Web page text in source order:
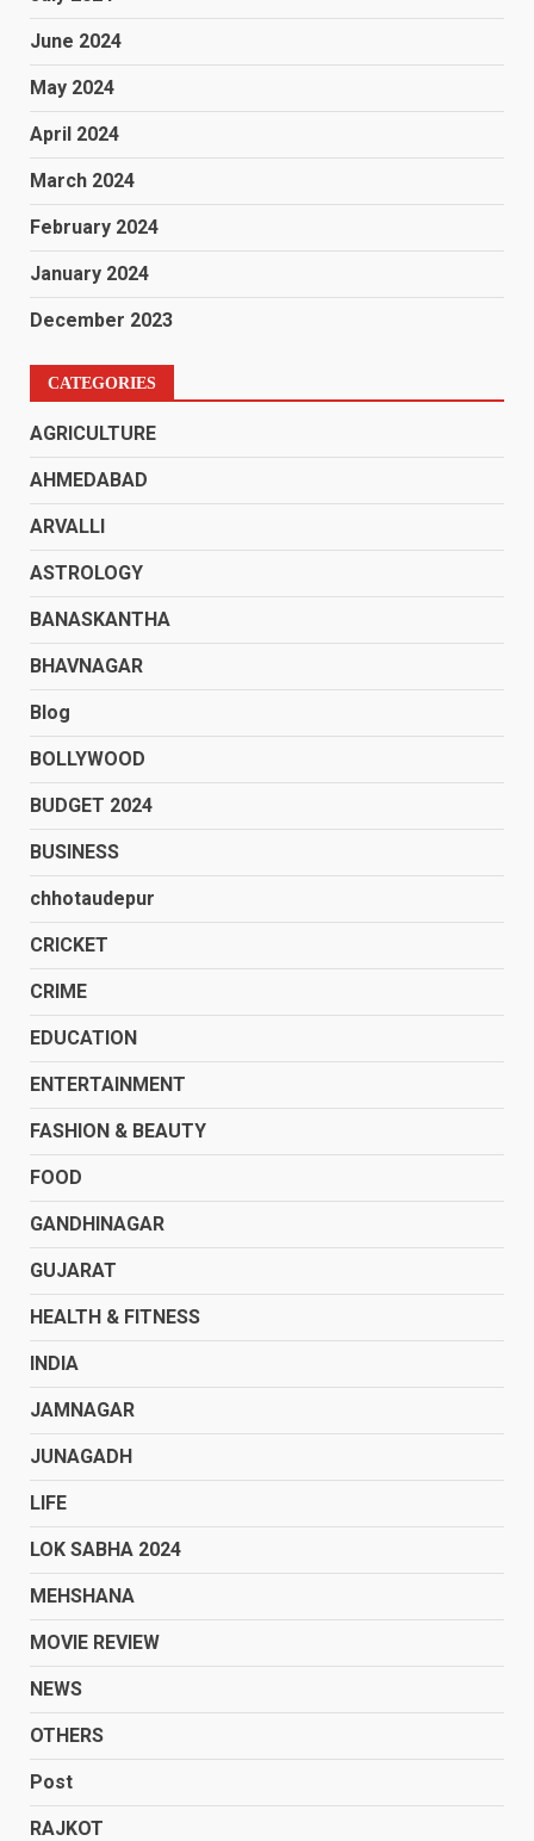
June 2024
May 2024
April 2024
March 2024
February 2024
January 2024
December 2023
CATEGORIES
AGRICULTURE
AHMEDABAD
ARVALLI
ASTROLOGY
BANASKANTHA
BHAVNAGAR
Blog
BOLLYWOOD
BUDGET 2024
BUSINESS
chhotaudepur
CRICKET
CRIME
EDUCATION
ENTERTAINMENT
FASHION & BEAUTY
FOOD
GANDHINAGAR
GUJARAT
HEALTH & FITNESS
INDIA
JAMNAGAR
JUNAGADH
LIFE
LOK SABHA 2024
MEHSHANA
MOVIE REVIEW
NEWS
OTHERS
Post
RAJKOT